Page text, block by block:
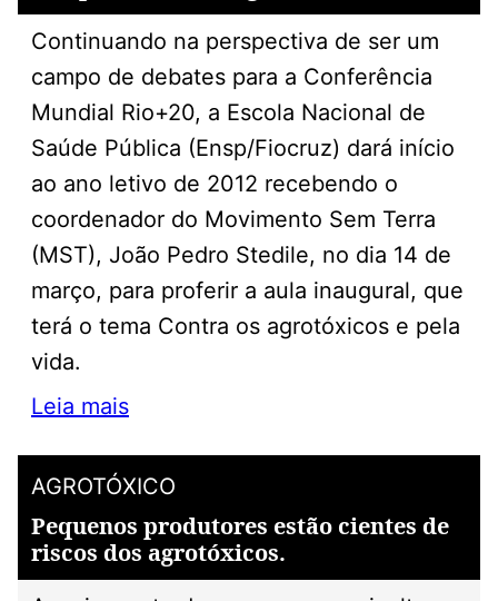
Continuando na perspectiva de ser um
campo de debates para a Conferência
Mundial Rio+20, a Escola Nacional de
Saúde Pública (Ensp/Fiocruz) dará início
ao ano letivo de 2012 recebendo o
coordenador do Movimento Sem Terra
(MST), João Pedro Stedile, no dia 14 de
março, para proferir a aula inaugural, que
terá o tema Contra os agrotóxicos e pela
vida.
Leia mais
AGROTÓXICO
Pequenos produtores estão cientes de
riscos dos agrotóxicos.